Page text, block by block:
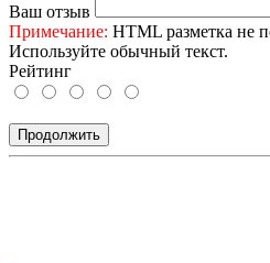
Ваш отзыв
Примечание: HTML разметка не
Используйте обычный текст.
Рейтинг
Продолжить